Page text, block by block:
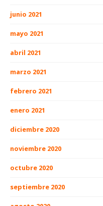
junio 2021
mayo 2021
abril 2021
marzo 2021
febrero 2021
enero 2021
diciembre 2020
noviembre 2020
octubre 2020
septiembre 2020